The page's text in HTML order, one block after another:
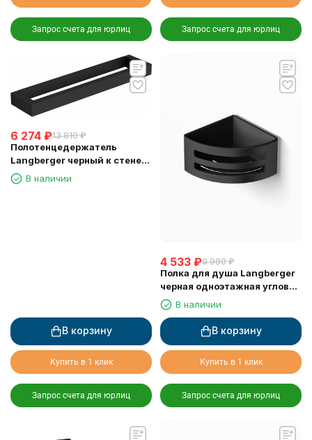
Запрос счета для юрлиц Запрос счета для юрлиц
6 274 ₽13 810 ₽
Полотенцедержатель
Langberger черный к стене
одинарный 45 см 30001D-
BP
В наличии
В корзину
Купить в 1 клик
Запрос счета для юрлиц
4 533 ₽9 980 ₽
Полка для душа Langberger
черная одноэтажная угловая
с пластиком 75660-BPC
В наличии
В корзину
Купить в 1 клик
Запрос счета для юрлиц